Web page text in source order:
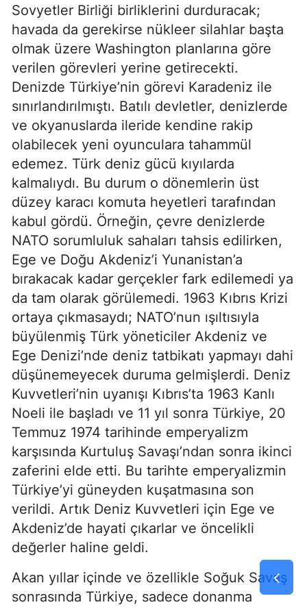
Sovyetler Birliği birliklerini durduracak;
havada da gerekirse nükleer silahlar başta
olmak üzere Washington planlarına göre
verilen görevleri yerine getirecekti.
Denizde Türkiye’nin görevi Karadeniz ile
sınırlandırılmıştı. Batılı devletler, denizlerde
ve okyanuslarda ileride kendine rakip
olabilecek yeni oyunculara tahammül
edemez. Türk deniz gücü kıyılarda
kalmalıydı. Bu durum o dönemlerin üst
düzey karacı komuta heyetleri tarafından
kabul gördü. Örneğin, çevre denizlerde
NATO sorumluluk sahaları tahsis edilirken,
Ege ve Doğu Akdeniz’i Yunanistan’a
bırakacak kadar gerçekler fark edilemedi ya
da tam olarak görülemedi. 1963 Kıbrıs Krizi
ortaya çıkmasaydı; NATO’nun ışıltısıyla
büyülenmiş Türk yöneticiler Akdeniz ve
Ege Denizi’nde deniz tatbikatı yapmayı dahi
düşünemeyecek duruma gelmişlerdi. Deniz
Kuvvetleri’nin uyanışı Kıbrıs’ta 1963 Kanlı
Noeli ile başladı ve 11 yıl sonra Türkiye, 20
Temmuz 1974 tarihinde emperyalizm
karşısında Kurtuluş Savaşı’ndan sonra ikinci
zaferini elde etti. Bu tarihte emperyalizmin
Türkiye’yi güneyden kuşatmasına son
verildi. Artık Deniz Kuvvetleri için Ege ve
Akdeniz’de hayati çıkarlar ve öncelikli
değerler haline geldi.
Akan yıllar içinde ve özellikle Soğuk Savaş
sonrasında Türkiye, sadece donanma